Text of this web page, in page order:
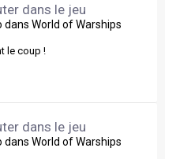
dans le jeu
dansWorld of Warships
le coup !
dans le jeu
dansWorld of Warships